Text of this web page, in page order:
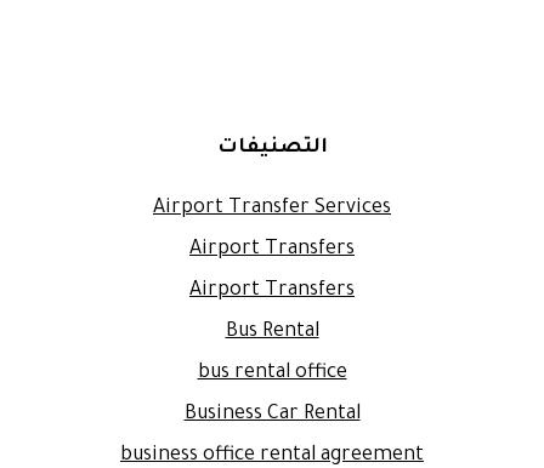
التصنيفات
Airport Transfer Services
Airport Transfers
Airport Transfers
Bus Rental
bus rental office
Business Car Rental
business office rental agreement